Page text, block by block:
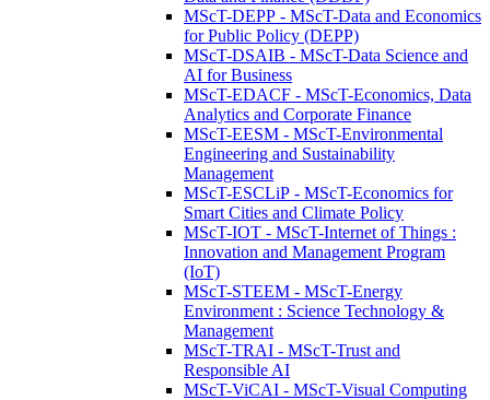
MScT-DEPP - MScT-Data and Economics
for Public Policy (DEPP)
MScT-DSAIB - MScT-Data Science and
AI for Business
MScT-EDACF - MScT-Economics, Data
Analytics and Corporate Finance
MScT-EESM - MScT-Environmental
Engineering and Sustainability
Management
MScT-ESCLiP - MScT-Economics for
Smart Cities and Climate Policy
MScT-IOT - MScT-Internet of Things :
Innovation and Management Program
(IoT)
MScT-STEEM - MScT-Energy
Environment : Science Technology &
Management
MScT-TRAI - MScT-Trust and
Responsible AI
MScT-ViCAI - MScT-Visual Computing